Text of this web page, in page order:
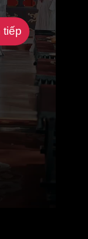
tiếp